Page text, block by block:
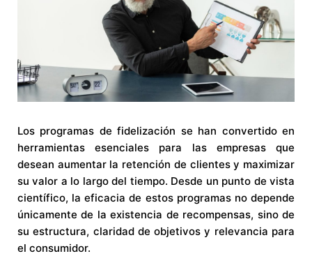
Los programas de fidelización se han convertido en
herramientas esenciales para las empresas que
desean aumentar la retención de clientes y maximizar
su valor a lo largo del tiempo. Desde un punto de vista
científico, la eficacia de estos programas no depende
únicamente de la existencia de recompensas, sino de
su estructura, claridad de objetivos y relevancia para
el consumidor.